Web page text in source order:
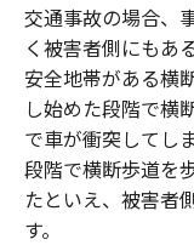
交通事故の場合、
く被害者側にもあ
安全地帯がある横
し始めた段階で横
で車が衝突してし
段階で横断歩道を
たといえ、被害者
す。